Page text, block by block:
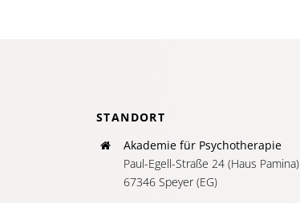
STANDORT
Akademie für Psychotherapie
Paul-Egell-Straße 24 (Haus Pamina)
67346 Speyer (EG)